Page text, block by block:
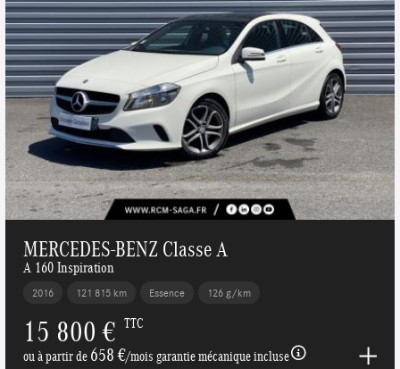
MERCEDES-BENZ Classe A
A 160 Inspiration
2016 121 815 km Essence 126 g/km
15 800 € TTC
ou à partir de658 €/mois garantie mécanique incluse